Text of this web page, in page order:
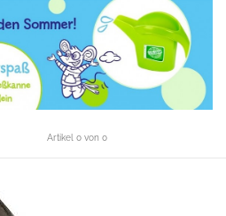
Artikel 0 von 0